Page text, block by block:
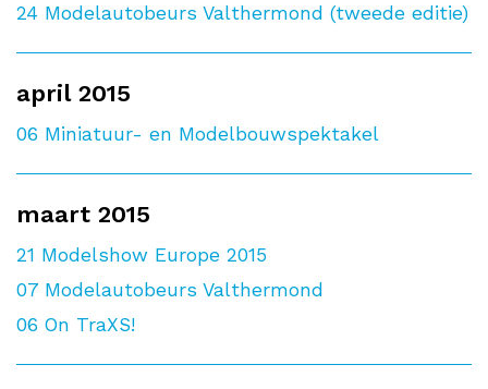
24 Modelautobeurs Valthermond (tweede editie)
april 2015
06 Miniatuur- en Modelbouwspektakel
maart 2015
21 Modelshow Europe 2015
07 Modelautobeurs Valthermond
06 On TraXS!